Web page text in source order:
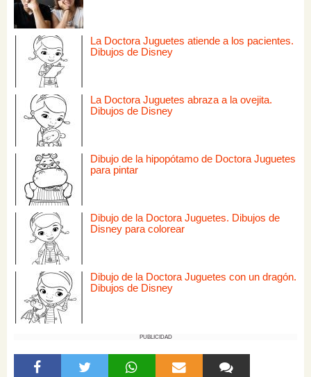
La Doctora Juguetes atiende a los pacientes.
Dibujos de Disney
La Doctora Juguetes abraza a la ovejita.
Dibujos de Disney
Dibujo de la hipopótamo de Doctora Juguetes
para pintar
Dibujo de la Doctora Juguetes. Dibujos de
Disney para colorear
Dibujo de la Doctora Juguetes con un dragón.
Dibujos de Disney
PUBLICIDAD